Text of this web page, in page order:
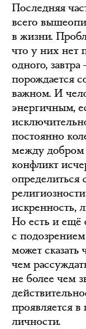
Последняя
всего
в жизни.
что у них нет
одного,
порождается
важном. И
энергичным,
постоянно
между добром
конфликт
определиться
искренность,
Но есть и ещё
с
может
чем
не более чем
проявляется в
личности.